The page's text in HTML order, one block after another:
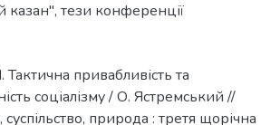
казан", тези конференції
привабливість та
соціалізму / О. Ястремський //
природа : третя щорічна